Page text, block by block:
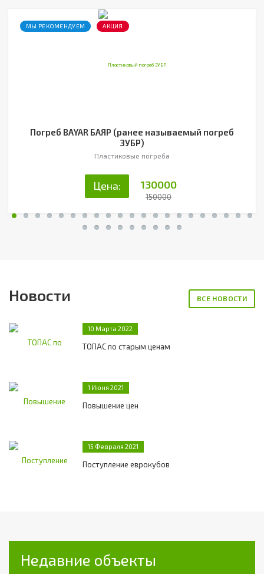
МЫ РЕКОМЕНДУЕМ АКЦИЯ
Погреб BAYAR БАЯР (ранее называемый погреб
ЗУБР)
Пластиковые погреба
Цена: 130000
150000
ВСЕ НОВОСТИ
Новости
10 Марта 2022
ТОПАС по старым ценам
1 Июня 2021
Повышение цен
15 Февраля 2021
Поступление еврокубов
Недавние объекты